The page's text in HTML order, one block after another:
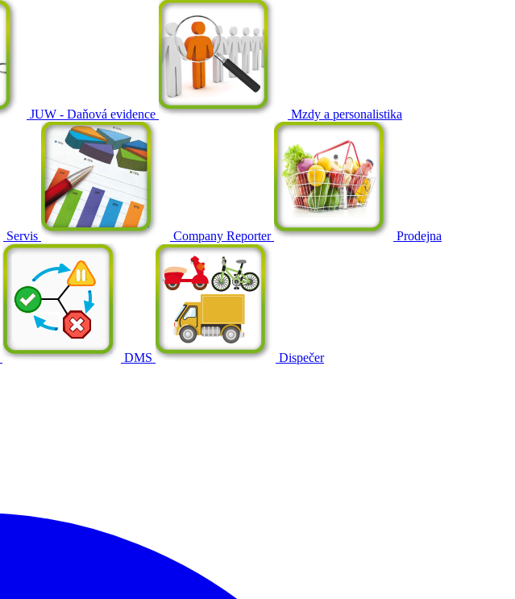
JUW - Daňová evidence Mzdy a personalistika
Servis Company Reporter Prodejna
DMS
Dispečer